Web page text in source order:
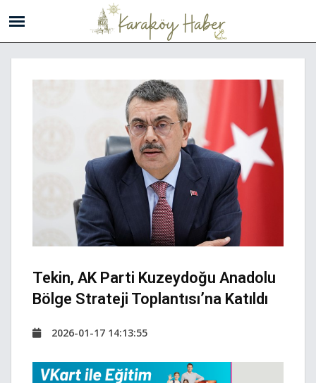
Tekin, AK Parti Kuzeydoğu Anadolu
Bölge Strateji Toplantısı’na Katıldı
2026-01-17 14:13:55